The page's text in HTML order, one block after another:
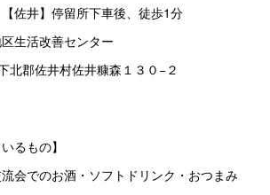
佐井】停留所下車後、徒歩1分
生活改善センター
北郡佐井村佐井糠森１３０−２
るもの】
会でのお酒・ソフトドリンク・おつまみ